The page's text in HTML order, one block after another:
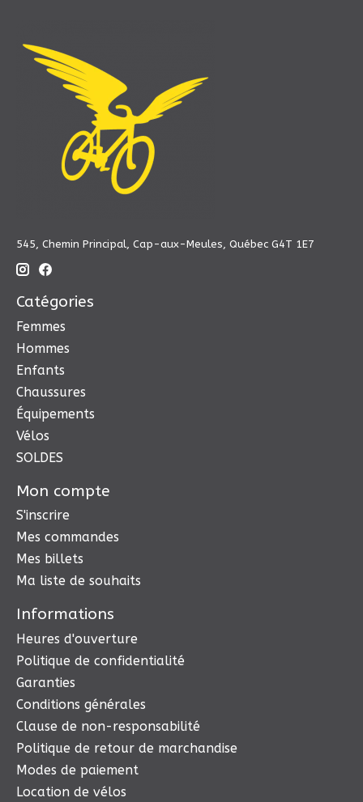
545, Chemin Principal, Cap-aux-Meules, Québec G4T 1E7
Catégories
Femmes
Hommes
Enfants
Chaussures
Équipements
Vélos
SOLDES
Mon compte
S'inscrire
Mes commandes
Mes billets
Ma liste de souhaits
Informations
Heures d'ouverture
Politique de confidentialité
Garanties
Conditions générales
Clause de non-responsabilité
Politique de retour de marchandise
Modes de paiement
Location de vélos